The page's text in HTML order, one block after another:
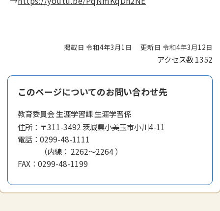
掲載日 令和4年3月1日 更新日 令和4年3月12日
アクセス数1352
このページについてのお問い合わせ先
教育委員会 生涯学習課 生涯学習係
住所： 〒311-3492 茨城県小美玉市小川4-11
電話： 0299-48-1111
（内線 ： 2262～2264）
FAX： 0299-48-1199